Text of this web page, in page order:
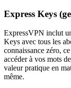
Express Keys
ExpressVPN inclut
Keys avec tous les
connaissance zéro,
accéder à vos mots
valeur pratique en
même.